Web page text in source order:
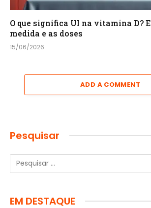
O que significa UI na vitamina D?
medida e as doses
15/06/2026
ADD A COMMENT
Pesquisar
EM DESTAQUE